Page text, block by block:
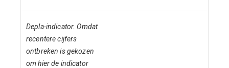
Depla-indicator. Omdat
recentere cijfers
ontbreken is gekozen
om hier de indicator